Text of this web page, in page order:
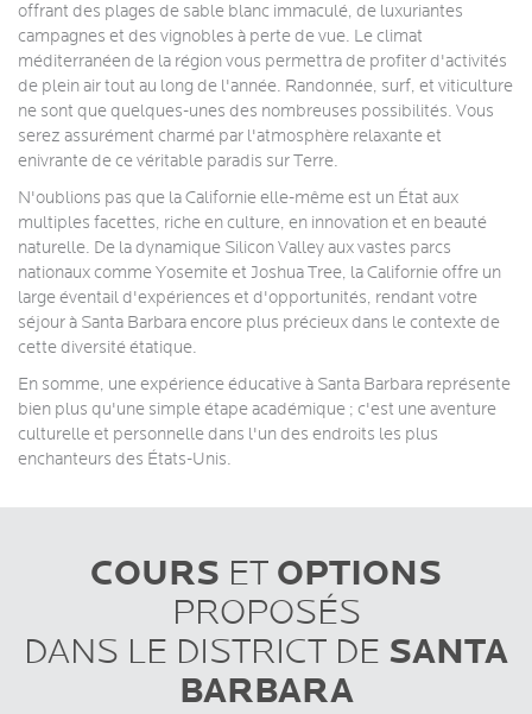
offrant des plages de sable blanc immaculé, de luxuriantes
campagnes et des vignobles à perte de vue. Le climat
méditerranéen de la région vous permettra de profiter d'activités
de plein air tout au long de l'année. Randonnée, surf, et viticulture
ne sont que quelques-unes des nombreuses possibilités. Vous
serez assurément charmé par l'atmosphère relaxante et
enivrante de ce véritable paradis sur Terre.
N'oublions pas que la Californie elle-même est un État aux
multiples facettes, riche en culture, en innovation et en beauté
naturelle. De la dynamique Silicon Valley aux vastes parcs
nationaux comme Yosemite et Joshua Tree, la Californie offre un
large éventail d'expériences et d'opportunités, rendant votre
séjour à Santa Barbara encore plus précieux dans le contexte de
cette diversité étatique.
En somme, une expérience éducative à Santa Barbara représente
bien plus qu'une simple étape académique ; c'est une aventure
culturelle et personnelle dans l'un des endroits les plus
enchanteurs des États-Unis.
COURS ET OPTIONS
PROPOSÉS
DANS LE DISTRICT DE SANTA
BARBARA